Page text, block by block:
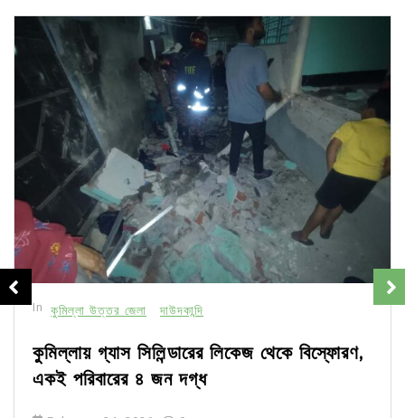
In কুমিল্লা উত্তর জেলা দাউদকান্দি
কুমিল্লায় গ্যাস সিলিন্ডারের লিকেজ থেকে বিস্ফোরণ,
একই পরিবারের ৪ জন দগ্ধ